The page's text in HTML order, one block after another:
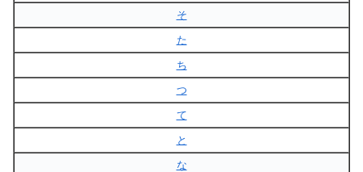
そ
た
ち
つ
て
と
な